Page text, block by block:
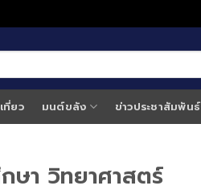
ที่ยว มนต์ขลัง ข่าวประชาสัมพันธ์
ษา วิทยาศาสตร์